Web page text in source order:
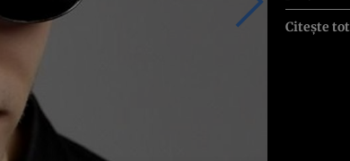
Citește